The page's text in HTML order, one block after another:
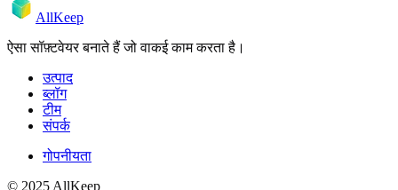
AllKeep
ऐसा सॉफ़्टवेयर बनाते हैं जो वाकई काम करता है।
उत्पाद
ब्लॉग
टीम
संपर्क
गोपनीयता
© 2025 AllKeep